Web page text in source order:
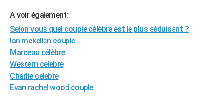
Guides de France
Escapades
Patrimoine
Expositions
Musées
Week-end nature
+LIFESTYLE
Art de vivre
Bien-être
Loisirs
Mode
Modes de vie
SANTE
Alimentation
Guide de la santé
Maladies
Médicaments
Sommeil
VOYAGE
Destinations
City break
Voyage nature
Voyage de noces
Forum
Climat
+PHOTO
A voir également:
Selon vous quel couple célèbre est le plus séduisant ?
Ian mckellen couple
Marceau célèbre
Western celebre
Charlie celebre
Evan rachel wood couple